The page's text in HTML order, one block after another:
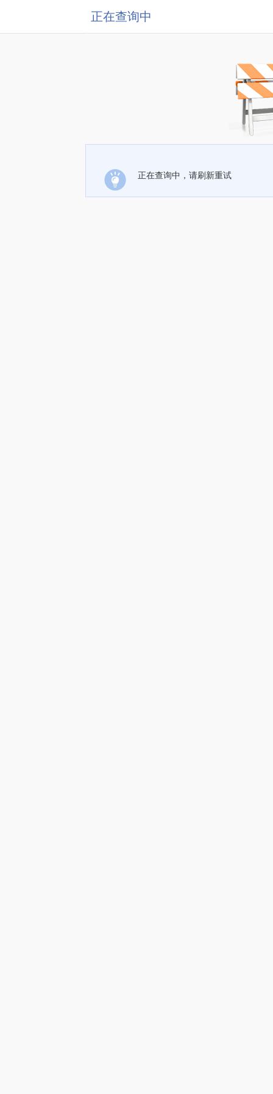
正在查询中
正在查询中，请刷新重试